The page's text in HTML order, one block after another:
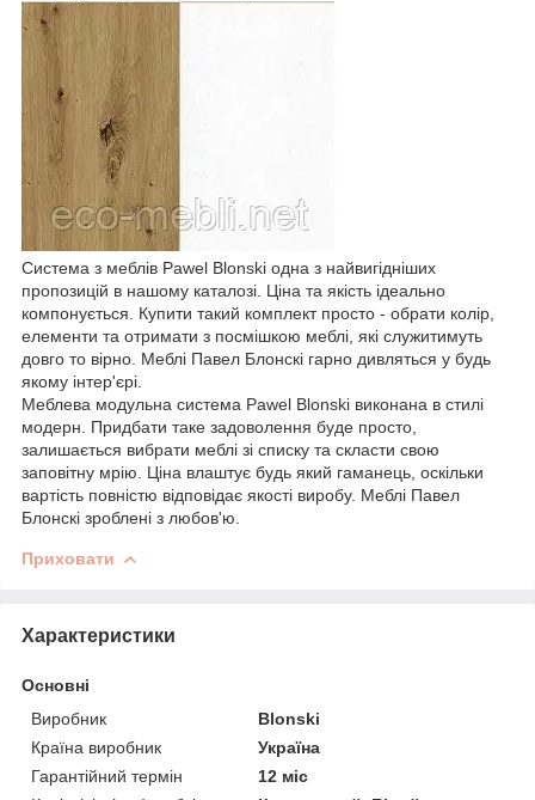
Система з меблів Pawel Blonski одна з найвигідніших
пропозицій в нашому каталозі. Ціна та якість ідеально
компонується. Купити такий комплект просто - обрати колір,
елементи та отримати з посмішкою меблі, які служитимуть
довго то вірно. Меблі Павел Блонскі гарно дивляться у будь
якому інтер'єрі.
Меблева модульна система Pawel Blonski виконана в стилі
модерн. Придбати таке задоволення буде просто,
залишається вибрати меблі зі списку та скласти свою
заповітну мрію. Ціна влаштує будь який гаманець, оскільки
вартість повністю відповідає якості виробу. Меблі Павел
Блонскі зроблені з любов'ю.
Приховати
Характеристики
Основні
Виробник
Blonski
Країна виробник
Україна
Гарантійний термін
12 міс